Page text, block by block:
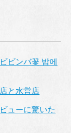
ビンバ꽃 밥에
と水営店
ューに驚いた